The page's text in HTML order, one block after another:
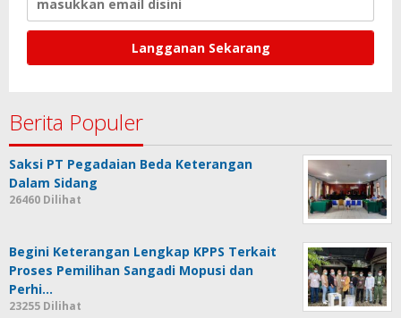
Berita Populer
Saksi PT Pegadaian Beda Keterangan
Dalam Sidang
26460 Dilihat
Begini Keterangan Lengkap KPPS Terkait
Proses Pemilihan Sangadi Mopusi dan
Perhi…
23255 Dilihat